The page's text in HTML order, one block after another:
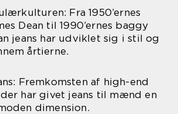
Fra 1950’ernes
Dean til 1990’ernes baggy
jeans har udviklet sig i stil og
årtierne.
Fremkomsten af high-end
har givet jeans til mænd en
dimension.